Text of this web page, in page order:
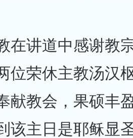
在讲道中感谢教
位荣休主教汤汉
献教会，果硕丰
该主日是耶稣显